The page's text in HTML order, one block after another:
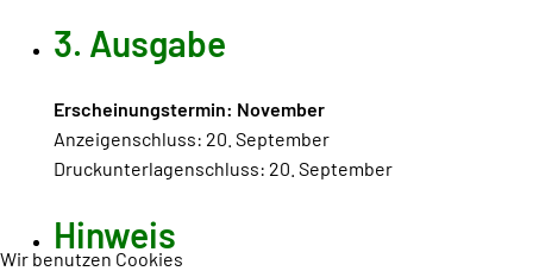
3. Ausgabe
Erscheinungstermin: November
Anzeigenschluss: 20. September
Druckunterlagenschluss: 20. September
Hinweis
Wir benutzen Cookies